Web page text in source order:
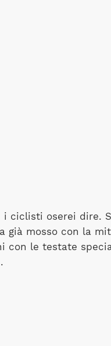
oserei dire.
già mosso con la
con le testate